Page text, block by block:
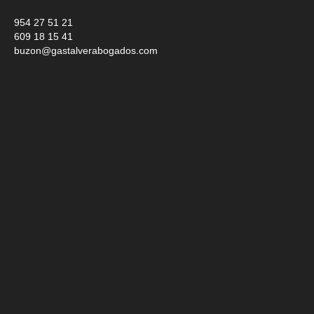
954 27 51 21
609 18 15 41
buzon@gastalverabogados.com